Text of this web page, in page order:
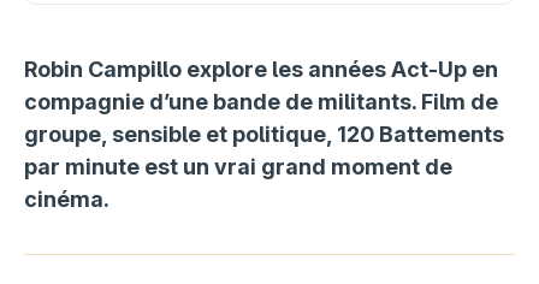
Robin Campillo explore les années Act-Up en
compagnie d’une bande de militants. Film de
groupe, sensible et politique, 120 Battements
par minute est un vrai grand moment de
cinéma.